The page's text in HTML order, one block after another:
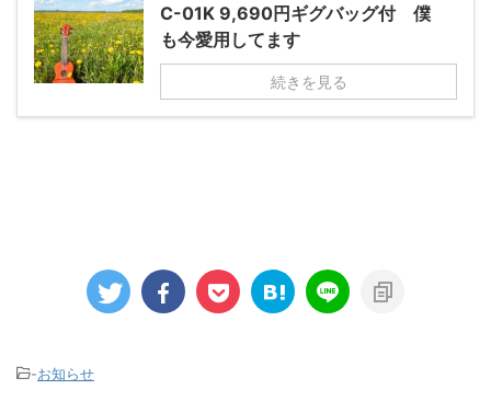
C-01K 9,690円ギグバッグ付 僕
も今愛用してます
続きを見る
-お知らせ